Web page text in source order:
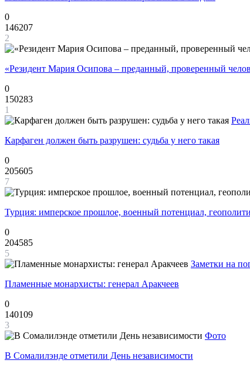
0
146207
2
«Резидент Мария Осипова – преданный, проверенный
0
150283
1
Карфаген должен быть разрушен: судьба у него такая
0
205605
7
Турция: имперское прошлое, военный потенциал,
0
204585
5
Заметки на
Пламенные монархисты: генерал Аракчеев
0
140109
3
Фото
В Сомалилэнде отметили День независимости